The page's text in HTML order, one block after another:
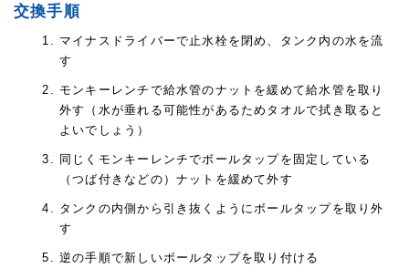
交換手順
マイナスドライバーで止水栓を閉め、タンク内の水を流
す
モンキーレンチで給水管のナットを緩めて給水管を取り
外す（水が垂れる可能性があるためタオルで拭き取ると
よいでしょう）
同じくモンキーレンチでボールタップを固定している
（つば付きなどの）ナットを緩めて外す
タンクの内側から引き抜くようにボールタップを取り外
す
逆の手順で新しいボールタップを取り付ける